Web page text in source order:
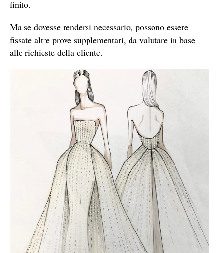
finito.
Ma se dovesse rendersi necessario, possono essere
fissate altre prove supplementari, da valutare in base
alle richieste della cliente.